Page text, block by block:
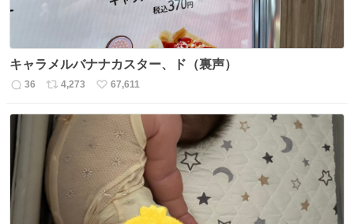
キャラメルバナナカスター、ド（裏声）
返
数
36
リ
ス
ト
数
4,273
い
67,611